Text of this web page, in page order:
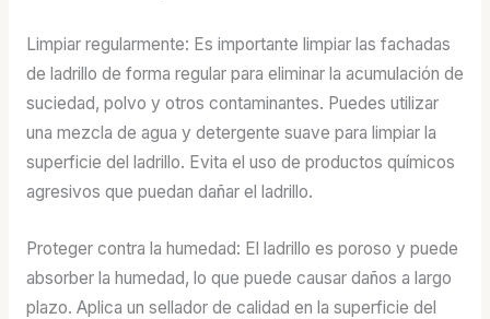
Limpiar regularmente: Es importante limpiar las fachadas
de ladrillo de forma regular para eliminar la acumulación de
suciedad, polvo y otros contaminantes. Puedes utilizar
una mezcla de agua y detergente suave para limpiar la
superficie del ladrillo. Evita el uso de productos químicos
agresivos que puedan dañar el ladrillo.
Proteger contra la humedad: El ladrillo es poroso y puede
absorber la humedad, lo que puede causar daños a largo
plazo. Aplica un sellador de calidad en la superficie del